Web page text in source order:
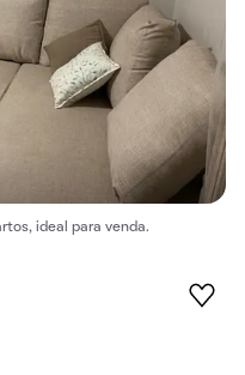
ideal para venda.